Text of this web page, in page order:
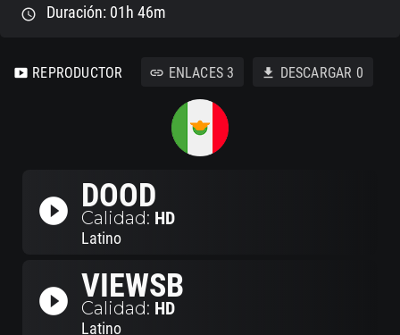
schedule Duración: 01h 46m
smart_display REPRODUCTOR link ENLACES 3 download DESCARGAR 0
play_circle_filled DOOD
Calidad: HD
Latino
play_circle_filled VIEWSB
Calidad: HD
Latino